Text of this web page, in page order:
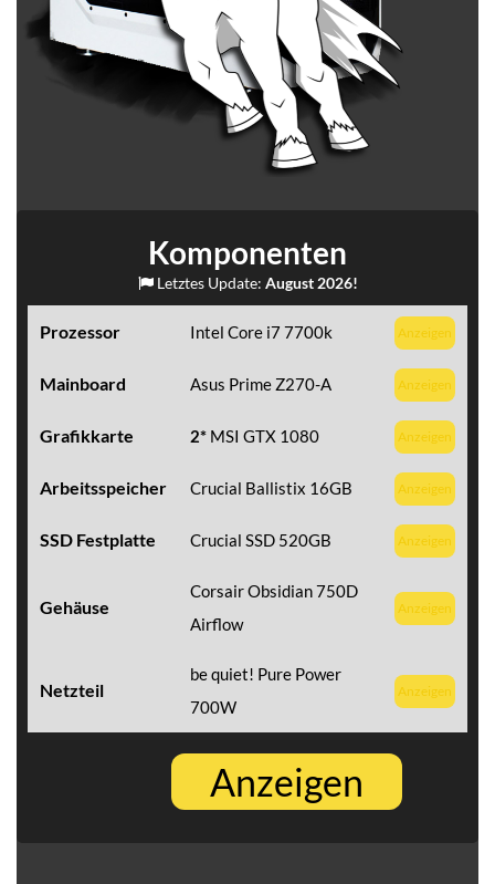
Komponenten
Letztes Update: August 2026!
Prozessor Intel Core i7 7700k Anzeigen
Mainboard Asus Prime Z270-A Anzeigen
Grafikkarte 2* MSI GTX 1080 Anzeigen
Arbeitsspeicher Crucial Ballistix 16GB Anzeigen
SSD Festplatte Crucial SSD 520GB Anzeigen
Gehäuse
Corsair Obsidian 750D
Airflow
Anzeigen
Netzteil
be quiet! Pure Power
700W
Anzeigen